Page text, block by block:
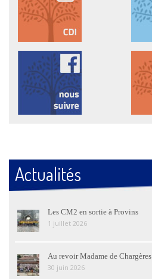
Actualités
Les CM2 en sortie à Provins
1 juillet 2026
Au revoir Madame de Chargères
30 juin 2026